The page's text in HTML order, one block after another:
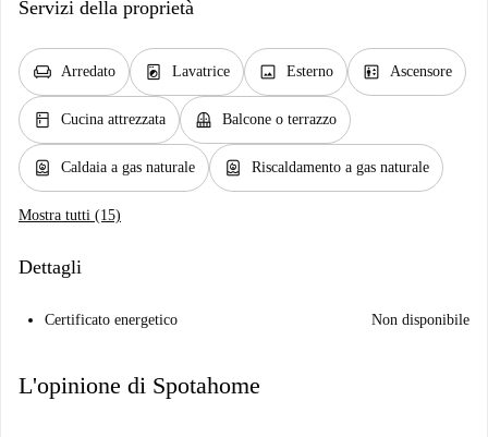
Servizi della proprietà
chair Arredato local_laundry_service Lavatrice image Esterno elevator Ascensore
kitchen Cucina attrezzata balcony Balcone o terrazzo
water_heater Caldaia a gas naturale water_heater Riscaldamento a gas naturale
Mostra tutti (15)
Dettagli
Certificato energetico Non disponibile
L'opinione di Spotahome